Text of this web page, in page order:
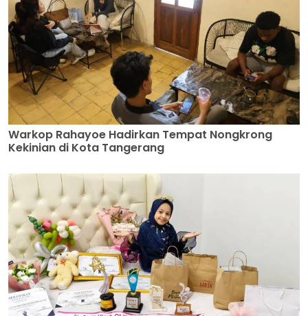
Warkop Rahayoe Hadirkan Tempat Nongkrong
Kekinian di Kota Tangerang